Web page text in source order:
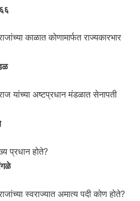
काळात कोणामार्फत राज्यकारभार
यांच्या अष्टप्रधान मंडळात सेनापती
प्रधान होते?
स्वराज्यात अमात्य पदी कोण होते?